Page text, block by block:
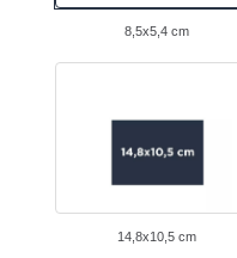
8,5x5,4 cm
14,8x10,5 cm